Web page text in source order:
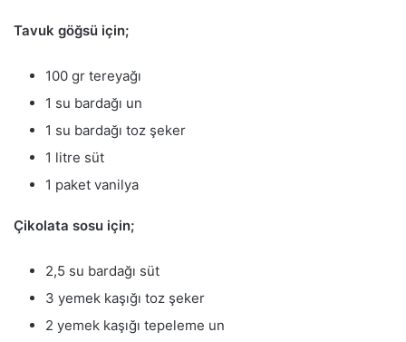
Tavuk göğsü için;
100 gr tereyağı
1 su bardağı un
1 su bardağı toz şeker
1 litre süt
1 paket vanilya
Çikolata sosu için;
2,5 su bardağı süt
3 yemek kaşığı toz şeker
2 yemek kaşığı tepeleme un